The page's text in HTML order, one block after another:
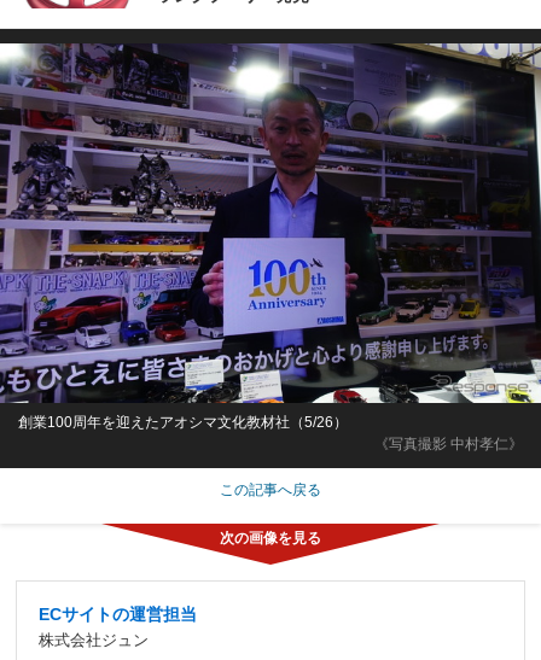
《写真撮影 中村孝仁》
創業100周年を迎えたアオシマ文化教材社（5/26）
この記事へ戻る
ECサイトの運営担当
株式会社ジュン